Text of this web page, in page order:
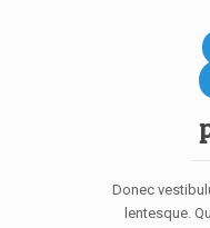
Donec
lentesque.